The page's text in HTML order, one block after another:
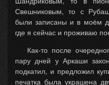
Свешниковым, то с
были записаны и в моём
где я сейчас и проживаю
Как-то после
пару дней у Аркаши
подкатил, и предложил
печатка была украшена